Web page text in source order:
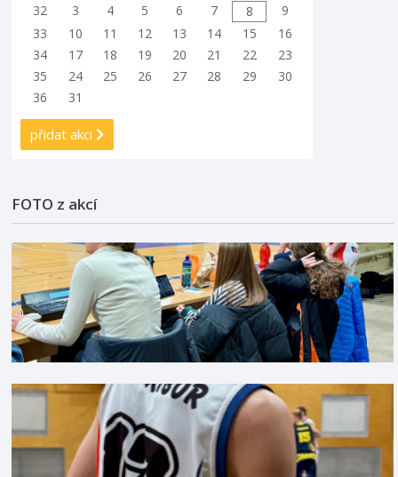
32
3 4 5 6 7 8
9
33
10 11 12 13 14 15
16
34
17 18 19 20 21 22
23
35
24 25 26 27 28 29
30
36
31
přidat akci
FOTO z akcí